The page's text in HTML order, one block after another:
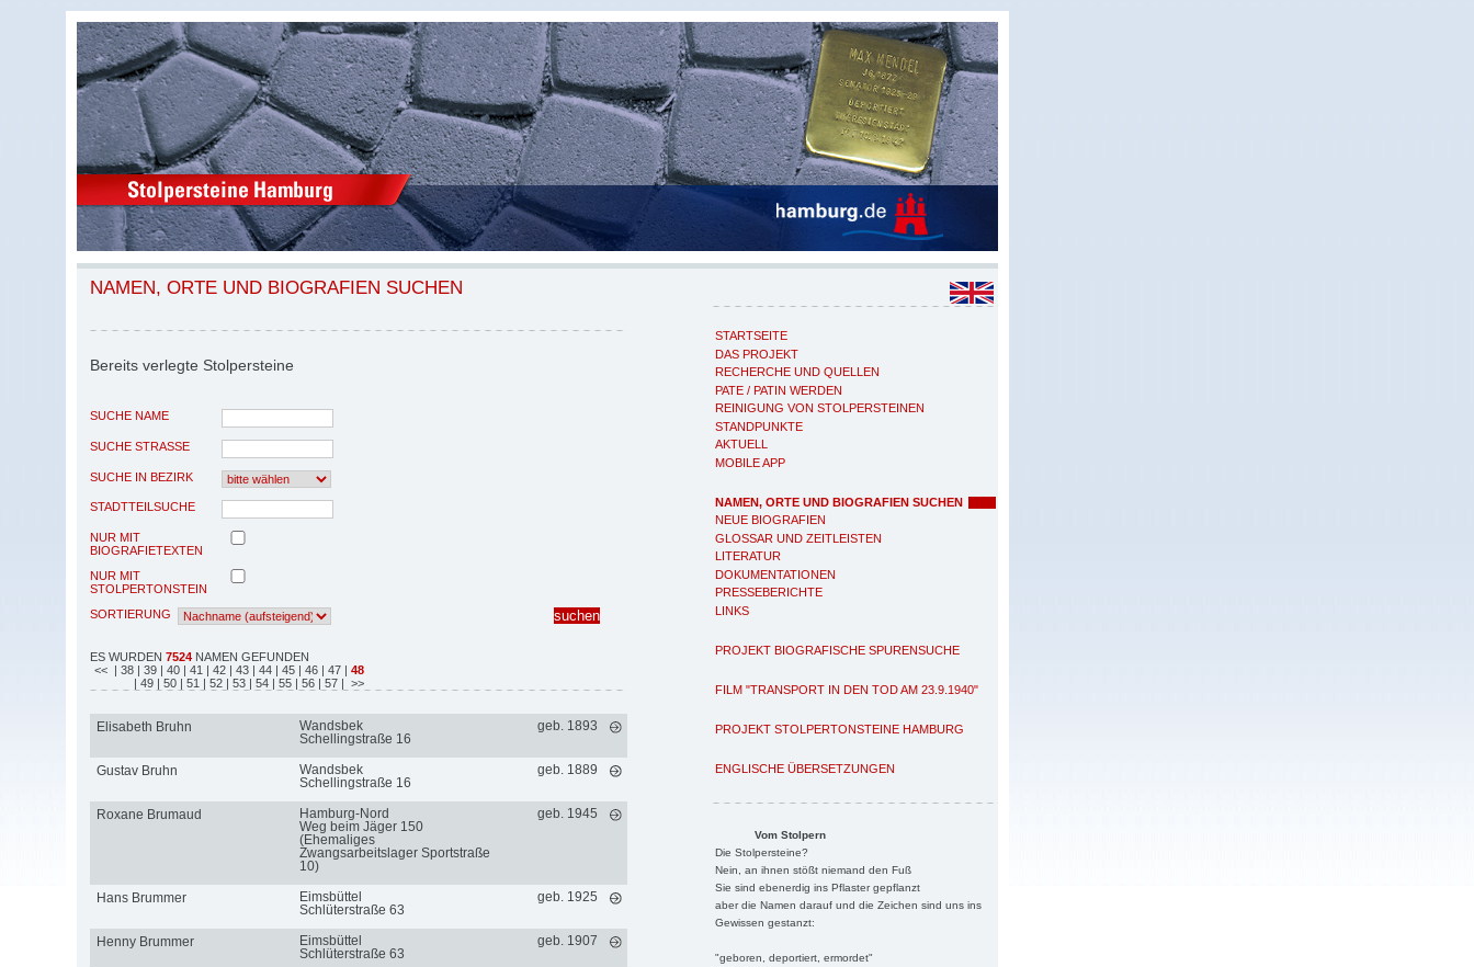
STARTSEITE
DAS PROJEKT
RECHERCHE UND QUELLEN
PATE / PATIN WERDEN
REINIGUNG VON STOLPERSTEINEN
STANDPUNKTE
AKTUELL
MOBILE APP
NAMEN, ORTE UND BIOGRAFIEN SUCHEN
NEUE BIOGRAFIEN
GLOSSAR UND ZEITLEISTEN
LITERATUR
DOKUMENTATIONEN
PRESSEBERICHTE
LINKS
PROJEKT BIOGRAFISCHE SPURENSUCHE
FILM "TRANSPORT IN DEN TOD AM 23.9.1940"
PROJEKT STOLPERTONSTEINE HAMBURG
ENGLISCHE ÜBERSETZUNGEN
Vom Stolpern
Die Stolpersteine?
Nein, an ihnen stößt niemand den Fuß
Sie sind ebenerdig ins Pflaster gepflanzt
aber die Namen darauf und die Zeichen sind uns ins
Gewissen gestanzt:
"geboren, deportiert, ermordet"
NAMEN, ORTE UND BIOGRAFIEN SUCHEN
Bereits verlegte Stolpersteine
SUCHE NAME
SUCHE STRASSE
SUCHE IN BEZIRK
STADTTEILSUCHE
NUR MIT
BIOGRAFIETEXTEN
NUR MIT
STOLPERTONSTEIN
SORTIERUNG
ES WURDEN 7524 NAMEN GEFUNDEN
<< | 38 | 39 | 40 | 41 | 42 | 43 | 44 | 45 | 46 | 47 | 48
| 49 | 50 | 51 | 52 | 53 | 54 | 55 | 56 | 57 | >>
Elisabeth Bruhn
Wandsbek
Schellingstraße 16
geb. 1893
Gustav Bruhn
Wandsbek
Schellingstraße 16
geb. 1889
Roxane Brumaud
Hamburg-Nord
Weg beim Jäger 150
(Ehemaliges
Zwangsarbeitslager Sportstraße
10)
geb. 1945
Hans Brummer
Eimsbüttel
Schlüterstraße 63
geb. 1925
Henny Brummer
Eimsbüttel
Schlüterstraße 63
geb. 1907